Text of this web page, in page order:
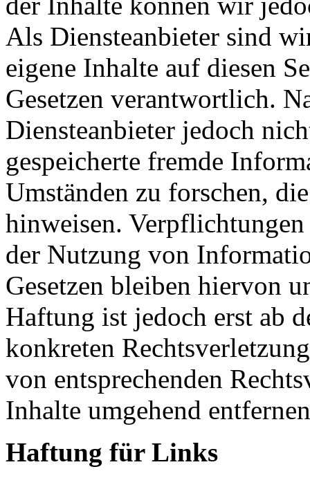
Als Diensteanbieter sind
eigene Inhalte auf diesen
Gesetzen verantwortlich.
Diensteanbieter jedoch
gespeicherte fremde
Umständen zu forschen,
hinweisen.
der Nutzung von
Gesetzen bleiben hiervon
Haftung ist jedoch erst ab
konkreten
von entsprechenden
Inhalte umgehend
Haftung für Links